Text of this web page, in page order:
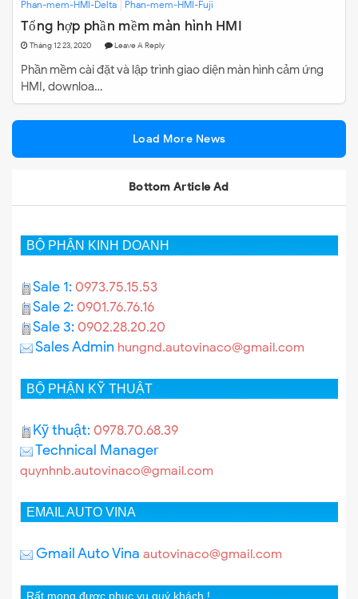
Phan-mem-HMI-Delta Phan-mem-HMI-Fuji
Tổng hợp phần mềm màn hình HMI
Tháng 12 23, 2020 Leave A Reply
Phần mềm cài đặt và lập trình giao diện màn hình cảm ứng
HMI, downloa…
Load More News
Bottom Article Ad
BỘ PHẬN KINH DOANH
Sale 1: 0973.75.15.53
Sale 2: 0901.76.76.16
Sale 3: 0902.28.20.20
Sales Admin hungnd.autovinaco@gmail.com
BỘ PHẬN KỸ THUẬT
Kỹ thuật: 0978.70.68.39
Technical Manager
quynhnb.autovinaco@gmail.com
EMAIL AUTO VINA
Gmail Auto Vina autovinaco@gmail.com
Rất mong được phục vụ quý khách !